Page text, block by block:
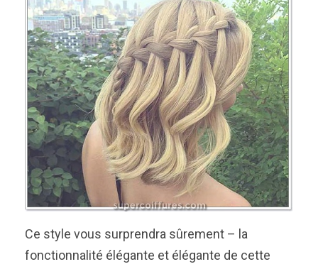
Ce style vous surprendra sûrement – la
fonctionnalité élégante et élégante de cette